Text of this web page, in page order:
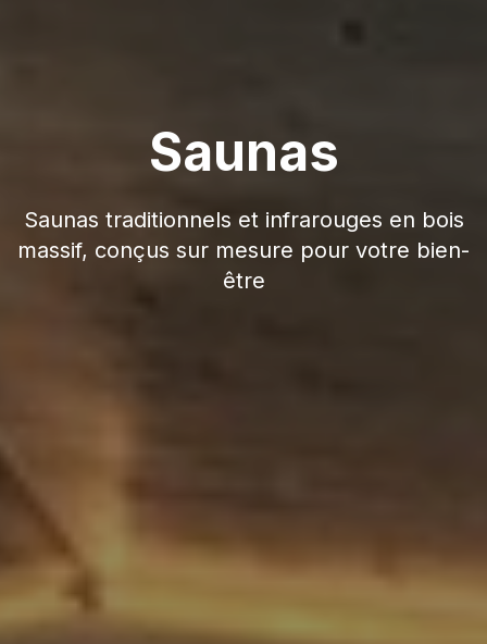
Saunas
Saunas traditionnels et infrarouges en bois
massif, conçus sur mesure pour votre bien-
être